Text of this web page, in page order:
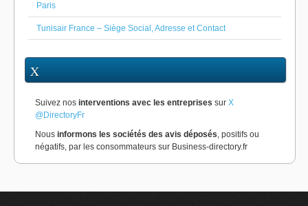
Paris
Tunisair France – Siège Social, Adresse et Contact
X
Suivez nos interventions avec les entreprises sur X
@DirectoryFr
Nous informons les sociétés des avis déposés, positifs ou
négatifs, par les consommateurs sur Business-directory.fr